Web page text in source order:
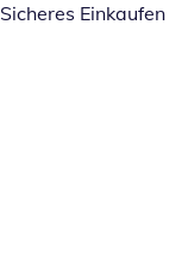
Sicheres Einkaufen